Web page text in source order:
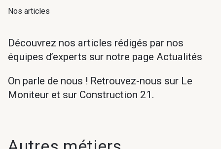
Nos articles
Découvrez nos articles rédigés par nos
équipes d’experts sur notre page Actualités
On parle de nous ! Retrouvez-nous sur Le
Moniteur et sur Construction 21 .